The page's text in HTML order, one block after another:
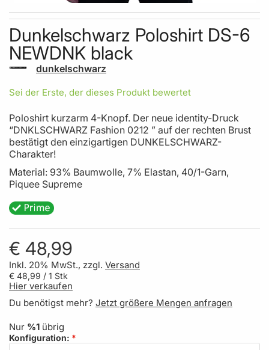
Skip to the beginning of the images gallery
Dunkelschwarz Poloshirt DS-6
NEWDNK black
dunkelschwarz
Sei der Erste, der dieses Produkt bewertet
Poloshirt kurzarm 4-Knopf. Der neue identity-Druck
“DNKLSCHWARZ Fashion 0212 ” auf der rechten Brust
bestätigt den einzigartigen DUNKELSCHWARZ-
Charakter!
Material: 93% Baumwolle, 7% Elastan, 40/1-Garn,
Piquee Supreme
€ 48,99
Inkl. 20% MwSt., zzgl. Versand
€ 48,99 / 1 Stk
Hier verkaufen
Du benötigst mehr? Jetzt größere Mengen anfragen
Nur %1 übrig
Konfiguration